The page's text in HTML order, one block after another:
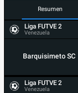
Resumen
Liga FUTVE 2
Venezuela
Barquisimeto SC
Liga FUTVE 2
Venezuela